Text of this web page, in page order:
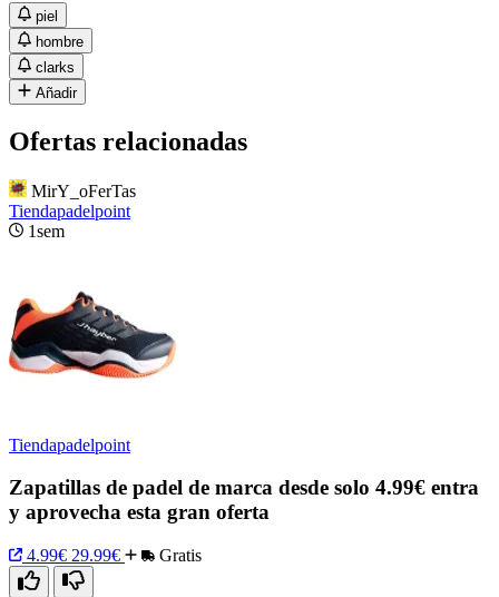
piel
hombre
clarks
Añadir
Ofertas relacionadas
MirY_oFerTas
Tiendapadelpoint
1sem
Tiendapadelpoint
Zapatillas de padel de marca desde solo 4.99€ entra
y aprovecha esta gran oferta
4.99€ 29.99€ Gratis